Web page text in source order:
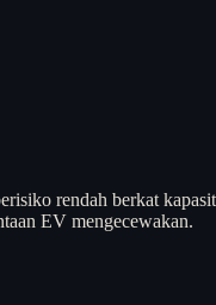
rendah berkat
EV mengecewakan.